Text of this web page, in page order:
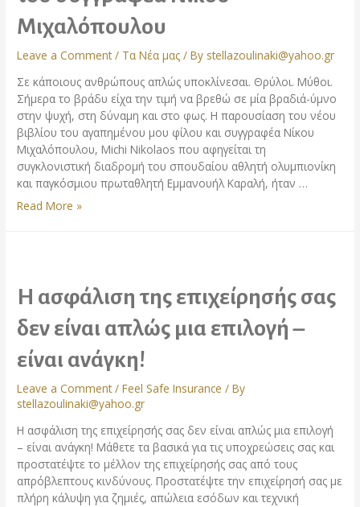
Μιχαλόπουλου
Leave a Comment / Τα Νέα μας / By stellazoulinaki@yahoo.gr
Σε κάποιους ανθρώπους απλώς υποκλίνεσαι. Θρύλοι. Μύθοι.
Σήμερα το βράδυ είχα την τιμή να βρεθώ σε μία βραδιά-ύμνο
στην ψυχή, στη δύναμη και στο φως. Η παρουσίαση του νέου
βιβλίου του αγαπημένου μου φίλου και συγγραφέα Νίκου
Μιχαλόπουλου, Michi Nikolaos που αφηγείται τη
συγκλονιστική διαδρομή του σπουδαίου αθλητή ολυμπιονίκη
και παγκόσμιου πρωταθλητή Εμμανουήλ Καραλή, ήταν …
Read More »
Η ασφάλιση της επιχείρησής σας
δεν είναι απλώς μια επιλογή –
είναι ανάγκη!
Leave a Comment /Feel Safe Insurance / By
stellazoulinaki@yahoo.gr
Η ασφάλιση της επιχείρησής σας δεν είναι απλώς μια επιλογή
– είναι ανάγκη! Μάθετε τα βασικά για τις υποχρεώσεις σας και
προστατέψτε το μέλλον της επιχείρησής σας από τους
απρόβλεπτους κινδύνους. Προστατέψτε την επιχείρησή σας με
πλήρη κάλυψη για ζημιές, απώλεια εσόδων και τεχνική